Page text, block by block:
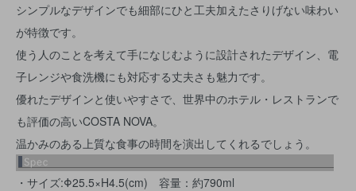
シンプルなデザインでも細部にひと工夫加えたさりげない味わい
が特徴です。
使う人のことを考えて手になじむように設計されたデザイン、電
子レンジや食洗機にも対応する丈夫さも魅力です。
優れたデザインと使いやすさで、世界中のホテル・レストランで
も評価の高いCOSTA NOVA。
温かみのある上質な食事の時間を演出してくれるでしょう。
・サイズ:Φ25.5×H4.5(cm) 容量：約790ml